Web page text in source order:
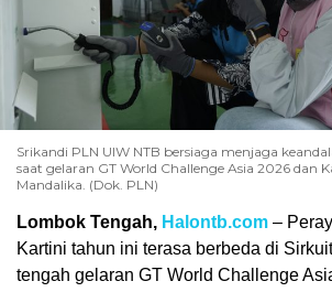
Srikandi PLN UIW NTB bersiaga menjaga
saat gelaran GT World Challenge Asia 2026 dan
Mandalika. (Dok. PLN)
Lombok Tengah, Halontb.com –
Kartini tahun ini terasa berbeda di
tengah gelaran GT World Challenge